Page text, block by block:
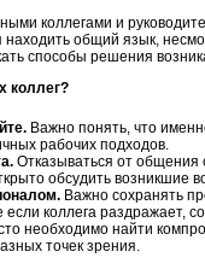
коллегами и
находить общий язык,
способы решения
коллег?
Важно понять, что
рабочих подходов.
Отказываться от общения
обсудить возникшие
Важно сохранять
коллега раздражает,
необходимо найти
точек зрения.